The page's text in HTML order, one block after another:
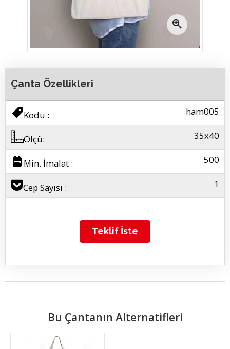
Fuar Çantası
resmi
Çanta Özellikleri
Kodu : ham005
Ölçü: 35x40
Min. İmalat : 500
Cep Sayısı : 1
Teklif İste
Bu Çantanın Alternatifleri